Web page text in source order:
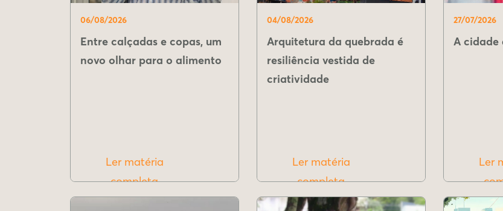
06/08/2026
Entre calçadas e copas, um
novo olhar para o alimento
Ler matéria
completa
04/08/2026
Arquitetura da quebrada é
resiliência vestida de
criatividade
Ler matéria
completa
27/07/2026
A cidade
Ler